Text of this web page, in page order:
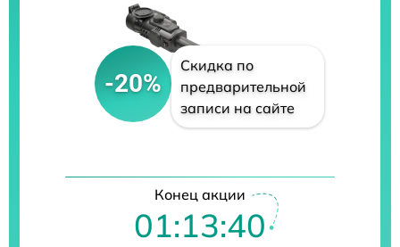
-20%
Скидка по
предварительной
записи на сайте
Конец акции
01:13:39